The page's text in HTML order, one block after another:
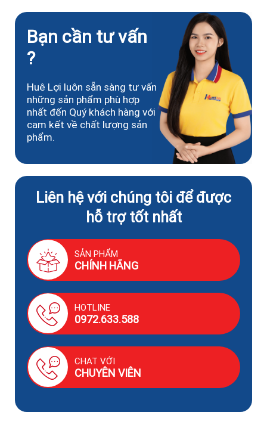
Bạn cần tư vấn
?
Huê Lợi luôn sẵn sàng tư vấn
những sản phẩm phù hợp
nhất đến Quý khách hàng với
cam kết về chất lượng sản
phẩm.
Liên hệ với chúng tôi để được
hỗ trợ tốt nhất
SẢN PHẨM
CHÍNH HÃNG
HOTLINE
0972.633.588
CHAT VỚI
CHUYÊN VIÊN